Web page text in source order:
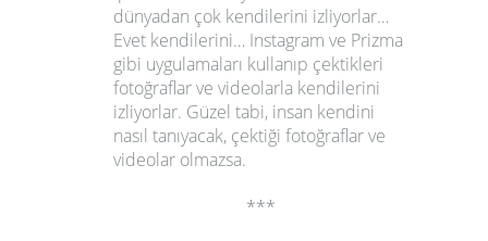
dünyadan çok kendilerini izliyorlar…
Evet kendilerini… Instagram ve Prizma
gibi uygulamaları kullanıp çektikleri
fotoğraflar ve videolarla kendilerini
izliyorlar. Güzel tabi, insan kendini
nasıl tanıyacak, çektiği fotoğraflar ve
videolar olmazsa.
***